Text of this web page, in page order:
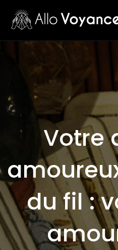
Votre
du fil :